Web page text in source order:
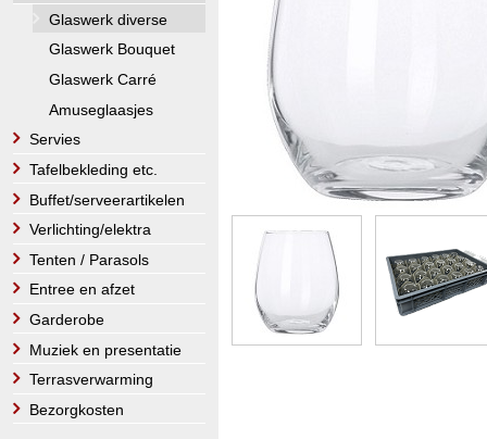
Glaswerk diverse
Glaswerk Bouquet
Glaswerk Carré
Amuseglaasjes
Servies
Tafelbekleding etc.
Buffet/serveerartikelen
Verlichting/elektra
Tenten / Parasols
Entree en afzet
Garderobe
Muziek en presentatie
Terrasverwarming
Bezorgkosten